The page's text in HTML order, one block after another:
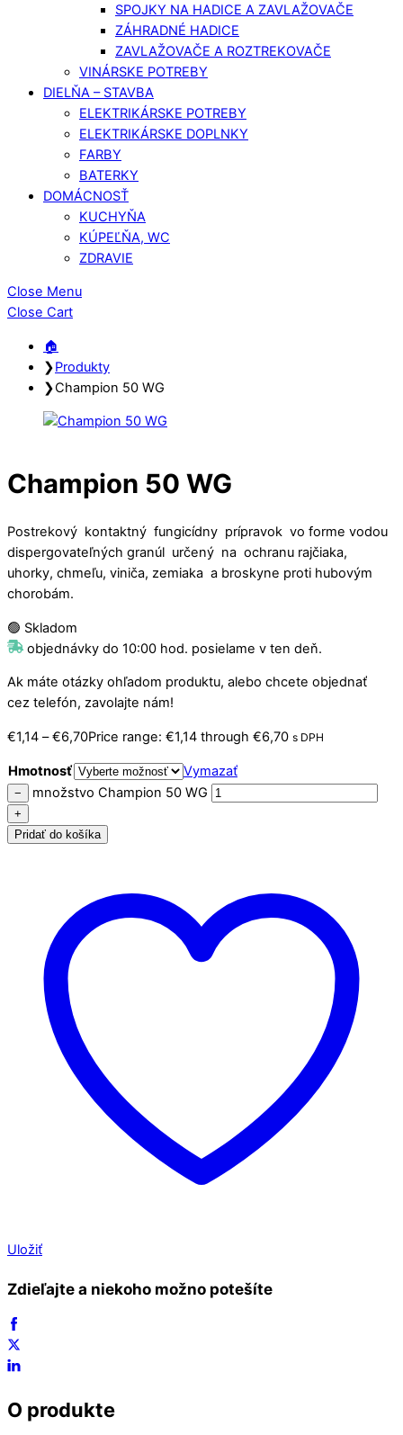
SPOJKY NA HADICE A ZAVLAŽOVAČE
ZÁHRADNÉ HADICE
ZAVLAŽOVAČE A ROZTREKOVAČE
VINÁRSKE POTREBY
DIELŇA – STAVBA
ELEKTRIKÁRSKE POTREBY
ELEKTRIKÁRSKE DOPLNKY
FARBY
BATERKY
DOMÁCNOSŤ
KUCHYŇA
KÚPEĽŇA, WC
ZDRAVIE
Close Menu
Close Cart
🏠︎
❯Produkty
❯Champion 50 WG
Champion 50 WG
Postrekový kontaktný fungicídny prípravok vo forme vodou
dispergovateľných granúl určený na ochranu rajčiaka,
uhorky, chmeľu, viniča, zemiaka a broskyne proti hubovým
chorobám.
🟢 Skladom
objednávky do 10:00 hod. posielame v ten deň.
Ak máte otázky ohľadom produktu, alebo chcete objednať
cez telefón, zavolajte nám!
€1,14 – €6,70Price range: €1,14 through €6,70 s DPH
Hmotnosť Vymazať
− množstvo Champion 50 WG
+
Pridať do košíka
Uložiť
Zdieľajte a niekoho možno potešíte
O produkte